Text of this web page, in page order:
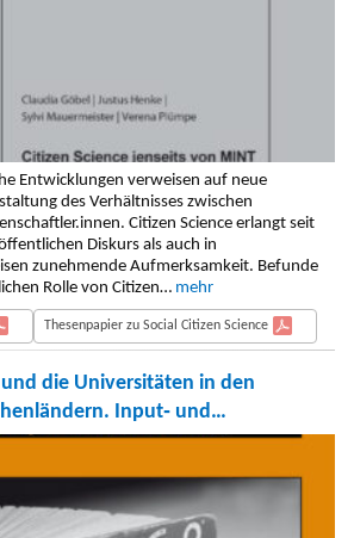
Entwicklungen verweisen auf neue
des Verhältnisses zwischen
Citizen Science erlangt seit
Diskurs als auch in
zunehmende Aufmerksamkeit. Befunde
Rolle von Citizen… mehr
Thesenpapier zu Social Citizen Science
die Universitäten in den
Input‐ und